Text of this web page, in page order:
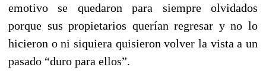
emotivo se quedaron para siempre olvidados
porque sus propietarios querían regresar y no lo
hicieron o ni siquiera quisieron volver la vista a un
pasado “duro para ellos”.